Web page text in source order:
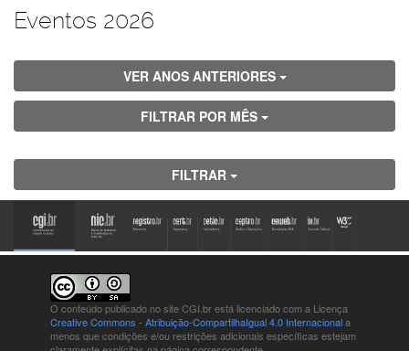
Eventos 2026
VER ANOS ANTERIORES
FILTRAR POR MÊS
FILTRAR
O conteúdo publicado no site CGI.br está licenciado com a Licença
Creative Commons - Atribuição-CompartilhaIgual 4.0 Internacionala
menos que condições e/ou restrições adicionais específicas estejam